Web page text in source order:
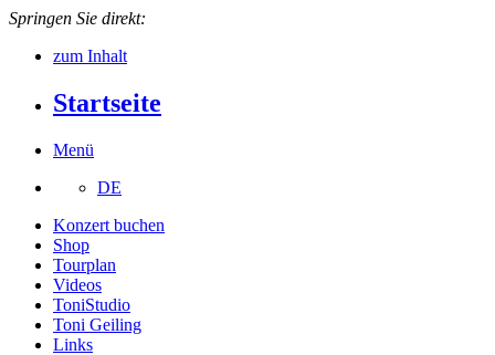
Springen Sie direkt:
zum Inhalt
Startseite
Menü
DE
Konzert buchen
Shop
Tourplan
Videos
ToniStudio
Toni Geiling
Links